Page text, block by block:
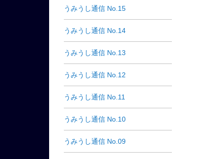
うみうし通信 No.15
うみうし通信 No.14
うみうし通信 No.13
うみうし通信 No.12
うみうし通信 No.11
うみうし通信 No.10
うみうし通信 No.09